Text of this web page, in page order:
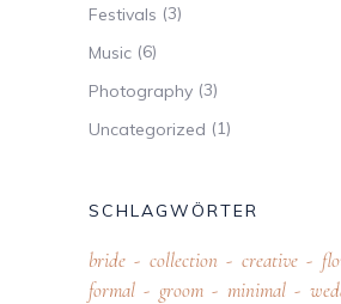
Festivals (3)
Music (6)
Photography (3)
Uncategorized (1)
SCHLAGWÖRTER
bride collection creative
formal
groom minimal